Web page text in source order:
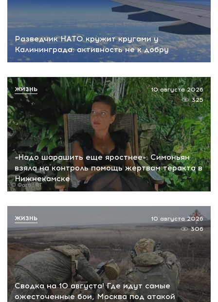
Разведчик НАТО кружит кругами у
Калининграда: активность не к добру
«Надо шарашить еще яростнее»: Симоньян
взяла на контроль помощь жертвам теракта в
Нижнекамске
10 августа 2026
325
ЖИЗНЬ
Сводка на 10 августа! Где идут самые
ожесточенные бои, Москва под атакой
10 августа 2026
306
ЖИЗНЬ